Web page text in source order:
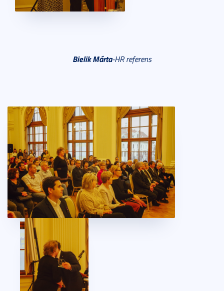
Bielik Márta-HR referens